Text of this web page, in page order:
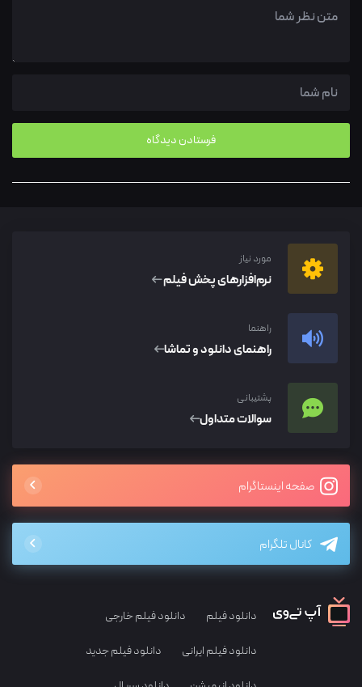
مورد نیاز
نرم‌افزار‌های پخش فیلم
راهنما
راهنمای دانلود و تماشا
پشتیبانی
سوالات متداول
صفحه اینستاگرام
کانال تلگرام
دانلود فیلم دانلود فیلم خارجی
دانلود فیلم ایرانی دانلود فیلم جدید